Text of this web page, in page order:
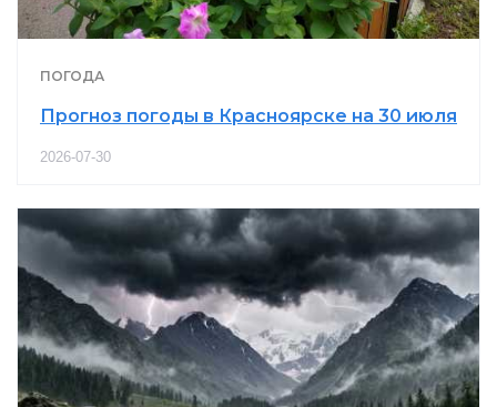
ПОГОДА
Прогноз погоды в Красноярске на 30 июля
2026-07-30